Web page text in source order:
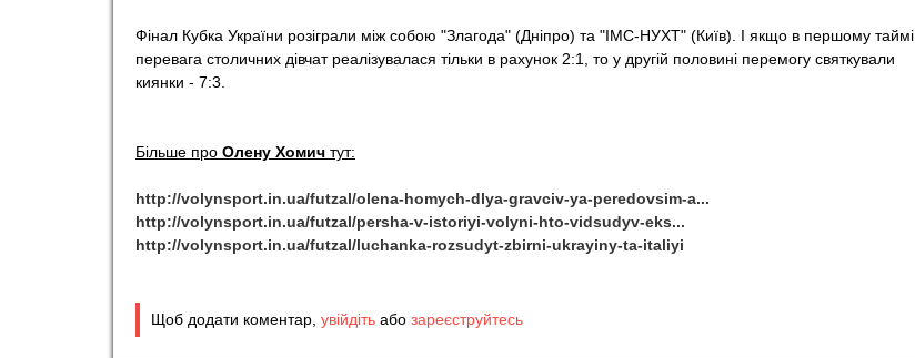
o
r
Фінал Кубка України розіграли між собою "Злагода" (Дніпро) та "ІМС-НУХТ" (Київ). І якщо в першому таймі
перевага столичних дівчат реалізувалася тільки в рахунок 2:1, то у другій половині перемогу святкували
киянки - 7:3.
Більше про Олену Хомич тут:
http://volynsport.in.ua/futzal/olena-homych-dlya-gravciv-ya-peredovsim-a...
http://volynsport.in.ua/futzal/persha-v-istoriyi-volyni-hto-vidsudyv-eks...
http://volynsport.in.ua/futzal/luchanka-rozsudyt-zbirni-ukrayiny-ta-italiyi
Щоб додати коментар, увійдіть або зареєструйтесь